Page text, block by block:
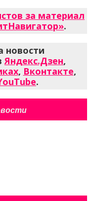
за материал
.
новости
Яндекс.Дзен,
, Вконтакте,
.